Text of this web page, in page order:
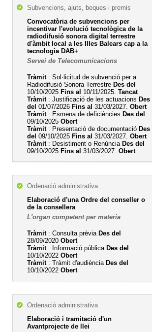
Subvencions, ajuts, beques i premis
Convocatòria de subvencions per
incentivar l'evolució tecnològica de la
radiodifusió sonora digital terrestre
d'àmbit local a les Illes Balears cap a la
tecnologia DAB+
Servei de Telecomunicacions
Tràmit: Sol·licitud de subvenció per a
Radiodifusió Sonora Terrestre Des del
10/10/2025 Fins al 10/11/2025. Tancat
Tràmit: Justificació de les actuacions Des
del 01/07/2026 Fins al 31/03/2027. Obert
Tràmit: Esmena de deficiències Des del
09/10/2025 Obert
Tràmit: Presentació de documentació Des
del 09/10/2025 Fins al 31/03/2027. Obert
Tràmit: Desistiment o Renúncia Des del
09/10/2025 Fins al 31/03/2027. Obert
Ordenació administrativa
Elaboració d'una Ordre del conseller o
de la consellera
L'organ competent per materia
Tràmit: Consulta prèvia Des del
28/09/2020 Obert
Tràmit: Informació pública Des del
10/10/2022 Obert
Tràmit: Tràmit d'audiència Des del
10/10/2022 Obert
Ordenació administrativa
Elaboració i tramitació d'un
Avantprojecte de llei